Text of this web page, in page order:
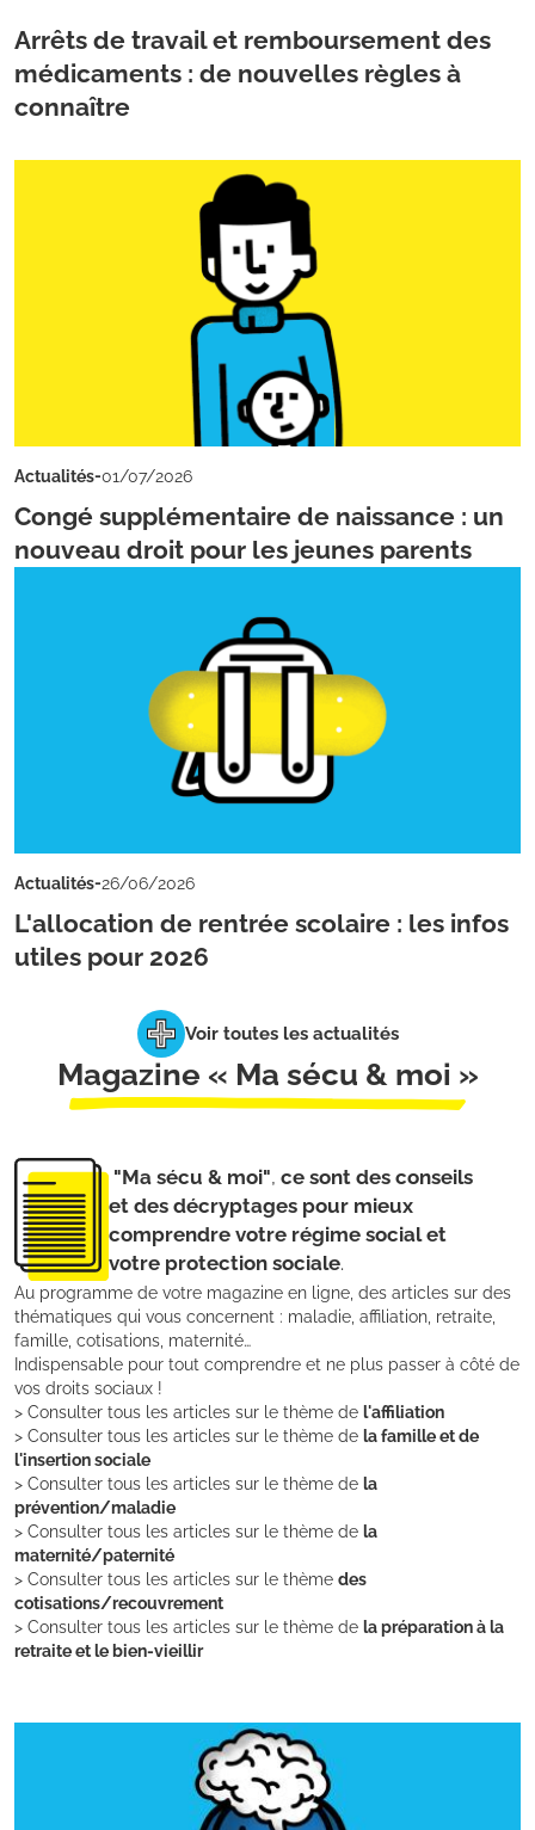
Arrêts de travail et remboursement des
médicaments : de nouvelles règles à
connaître
Actualités-01/07/2026
Congé supplémentaire de naissance : un
nouveau droit pour les jeunes parents
Actualités-26/06/2026
L'allocation de rentrée scolaire : les infos
utiles pour 2026
Voir toutes les actualités
Magazine « Ma sécu & moi »
"Ma sécu & moi", ce sont des conseils
et des décryptages pour mieux
comprendre votre régime social et
votre protection sociale.
Au programme de votre magazine en ligne, des articles sur des
thématiques qui vous concernent : maladie, affiliation, retraite,
famille, cotisations, maternité…
Indispensable pour tout comprendre et ne plus passer à côté de
vos droits sociaux !
> Consulter tous les articles sur le thème de l'affiliation
> Consulter tous les articles sur le thème de la famille et de
l'insertion sociale
> Consulter tous les articles sur le thème de la
prévention/maladie
> Consulter tous les articles sur le thème de la
maternité/paternité
> Consulter tous les articles sur le thème des
cotisations/recouvrement
> Consulter tous les articles sur le thème de la préparation à la
retraite et le bien-vieillir